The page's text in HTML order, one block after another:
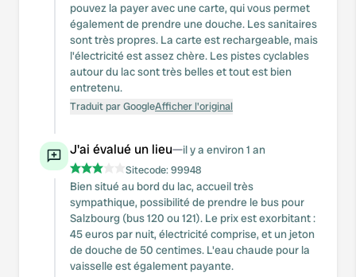
pouvez la payer avec une carte, qui vous permet
également de prendre une douche. Les sanitaires
sont très propres. La carte est rechargeable, mais
l'électricité est assez chère. Les pistes cyclables
autour du lac sont très belles et tout est bien
entretenu.
Traduit par GoogleAfficher l'original
J'ai évalué un lieu—il y a environ 1 an
Sitecode:99948
Bien situé au bord du lac, accueil très
sympathique, possibilité de prendre le bus pour
Salzbourg (bus 120 ou 121). Le prix est exorbitant :
45 euros par nuit, électricité comprise, et un jeton
de douche de 50 centimes. L'eau chaude pour la
vaisselle est également payante.